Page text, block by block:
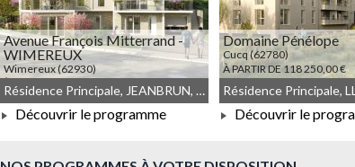
Avenue François Mitterrand -
WIMEREUX
Wimereux (62930)
À PARTIR DE 687 000,00 €
Résidence Principale, JEANBRUN, Meublé non géré, Droit commun
Découvrir le programme
Domaine Pénélope
Cucq (62780)
À PARTIR DE 118 250,00 €
Découvrir le